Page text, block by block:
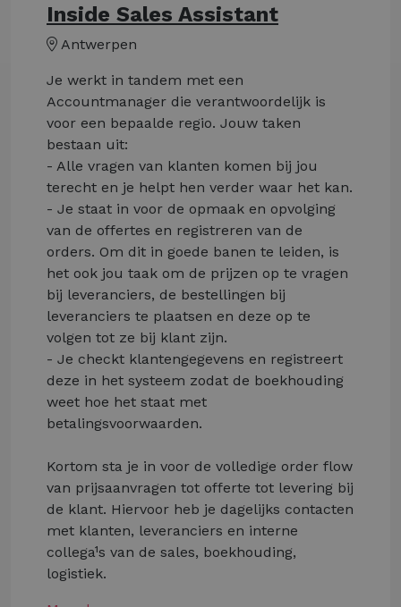
Inside Sales Assistant
Antwerpen
Je werkt in tandem met een
Accountmanager die verantwoordelijk is
voor een bepaalde regio. Jouw taken
bestaan uit:
- Alle vragen van klanten komen bij jou
terecht en je helpt hen verder waar het kan.
- Je staat in voor de opmaak en opvolging
van de offertes en registreren van de
orders. Om dit in goede banen te leiden, is
het ook jou taak om de prijzen op te vragen
bij leveranciers, de bestellingen bij
leveranciers te plaatsen en deze op te
volgen tot ze bij klant zijn.
- Je checkt klantengegevens en registreert
deze in het systeem zodat de boekhouding
weet hoe het staat met
betalingsvoorwaarden.
Kortom sta je in voor de volledige order flow
van prijsaanvragen tot offerte tot levering bij
de klant. Hiervoor heb je dagelijks contacten
met klanten, leveranciers en interne
collega¹s van de sales, boekhouding,
logistiek.